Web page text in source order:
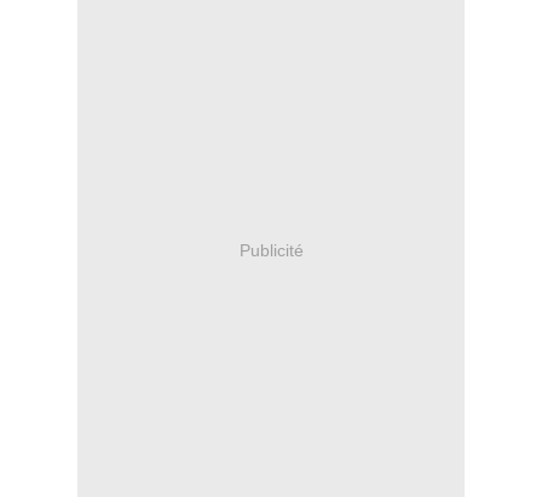
Publicité